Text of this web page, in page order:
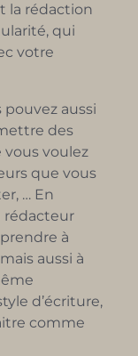
la rédaction
qui
votre
pouvez aussi
des
vous voulez
que vous
… En
rédacteur
à
aussi à
d’écriture,
comme